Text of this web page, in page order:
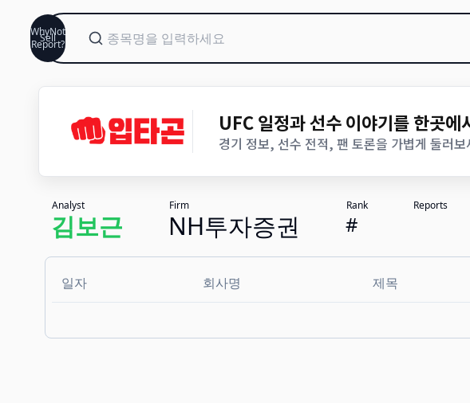
WhyNot
Sell
Report?
UFC 일정과 선수 이야기를 한곳에
경기 정보, 선수 전적, 팬 토론을 가볍게 둘러보
Analyst
김보근
Firm
NH투자증권
Rank
#
Reports
일자 회사명 제목